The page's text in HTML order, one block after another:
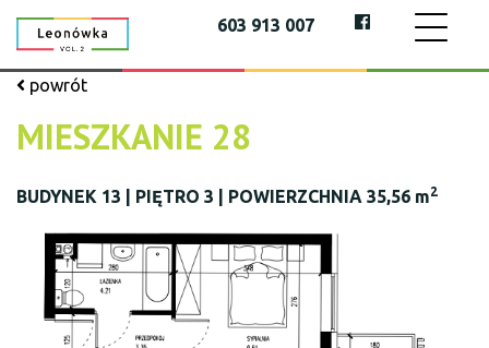
603 913 007
powrót
MIESZKANIE 28
BUDYNEK 13 | PIĘTRO 3 | POWIERZCHNIA 35,56 m2